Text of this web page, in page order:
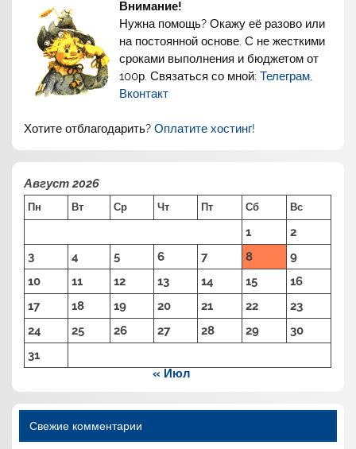
Внимание!
Нужна помощь? Окажу её разово или
на постоянной основе. С не жесткими
сроками выполнения и бюджетом от
100р. Связаться со мной:Телеграм,
Вконтакт
Хотите отблагодарить?Оплатите хостинг!
Август 2026
Пн Вт Ср Чт Пт Сб Вс
1
2
3
4 5 6 7 8
9
10
11 12 13 14 15
16
17
18 19 20 21 22
23
24
25 26 27 28 29
30
31
« Июл
Свежие комментарии